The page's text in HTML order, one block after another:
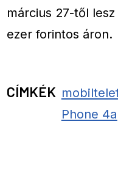
március 27-től
ezer forintos áron.
CÍMKÉK
Phone 4a